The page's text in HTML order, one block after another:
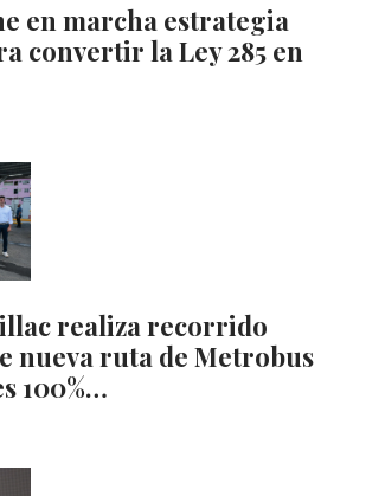
en marcha estrategia
convertir la Ley 285 en
realiza recorrido
nueva ruta de Metrobus
100%…